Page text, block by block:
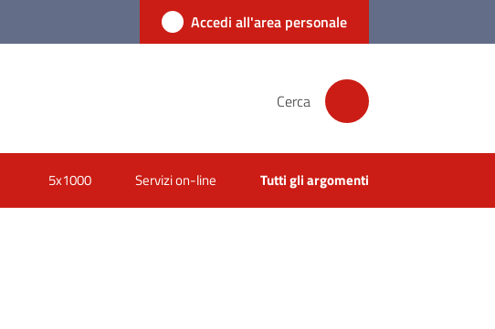
Accedi all'area personale
Cerca
5x1000 Servizi on-line Tutti gli argomenti